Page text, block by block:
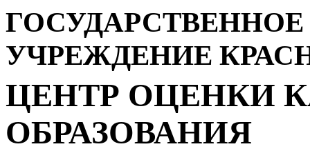
УЧРЕЖДЕНИЕ
ЦЕНТР ОЦЕНКИ
ОБРАЗОВАНИЯ